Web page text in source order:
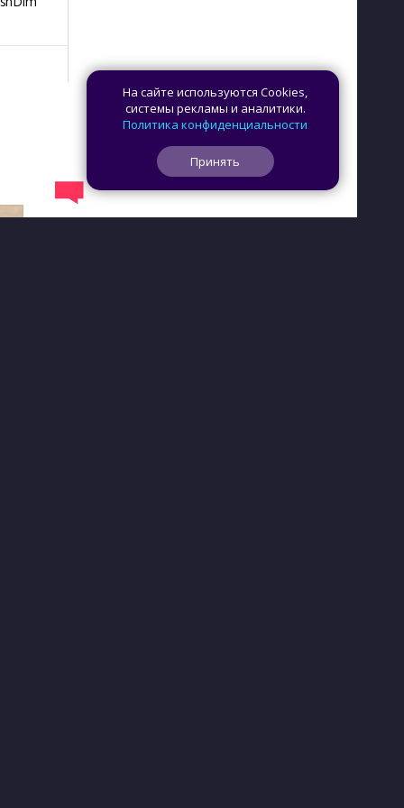
На сайте используются Cookies,
системы рекламы и аналитики.
Политика конфиденциальности
Принять